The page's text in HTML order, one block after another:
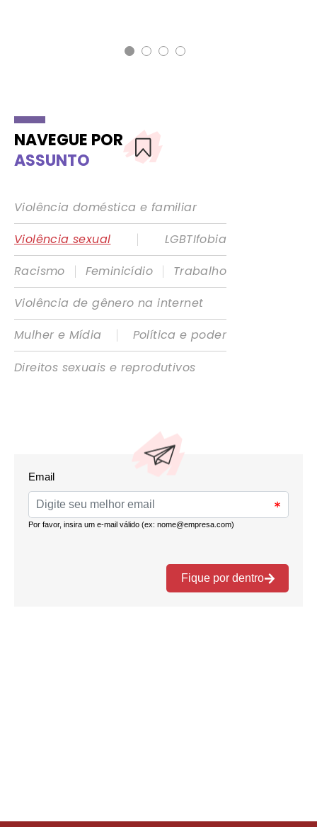
NAVEGUE POR
ASSUNTO
Violência doméstica e familiar
Violência sexual
|
LGBTIfobia
Racismo
| Feminicídio |
Trabalho
Violência de gênero na internet
Mulher e Mídia
|
Política e poder
Direitos sexuais e reprodutivos